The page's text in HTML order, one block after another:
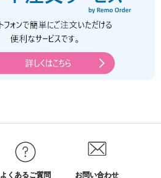
よくあるご質問 お問い合わせ